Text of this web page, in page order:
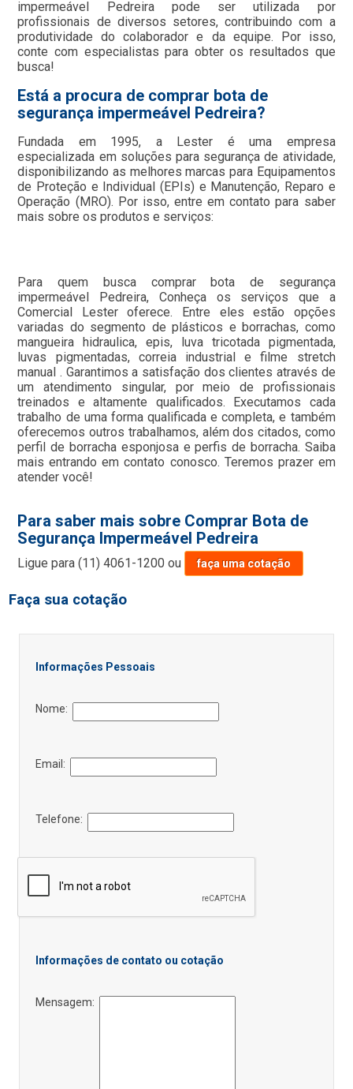
impermeável Pedreira pode ser utilizada por
profissionais de diversos setores, contribuindo com a
produtividade do colaborador e da equipe. Por isso,
conte com especialistas para obter os resultados que
busca!
Está a procura de comprar bota de
segurança impermeável Pedreira?
Fundada em 1995, a Lester é uma empresa
especializada em soluções para segurança de atividade,
disponibilizando as melhores marcas para Equipamentos
de Proteção e Individual (EPIs) e Manutenção, Reparo e
Operação (MRO). Por isso, entre em contato para saber
mais sobre os produtos e serviços:
Para quem busca comprar bota de segurança
impermeável Pedreira, Conheça os serviços que a
Comercial Lester oferece. Entre eles estão opções
variadas do segmento de plásticos e borrachas, como
mangueira hidraulica, epis, luva tricotada pigmentada,
luvas pigmentadas, correia industrial e filme stretch
manual . Garantimos a satisfação dos clientes através de
um atendimento singular, por meio de profissionais
treinados e altamente qualificados. Executamos cada
trabalho de uma forma qualificada e completa, e também
oferecemos outros trabalhamos, além dos citados, como
perfil de borracha esponjosa e perfis de borracha. Saiba
mais entrando em contato conosco. Teremos prazer em
atender você!
Para saber mais sobre Comprar Bota de
Segurança Impermeável Pedreira
Ligue para(11) 4061-1200 ou faça uma cotação
Faça sua cotação
Informações Pessoais
Nome:
Email:
Telefone:
Informações de contato ou cotação
Mensagem: